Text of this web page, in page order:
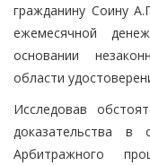
гражданину Соину
ежемесячной
основании
области
Исследовав
доказательства в
Арбитражного